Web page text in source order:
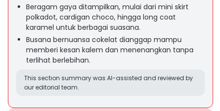
Beragam gaya ditampilkan, mulai dari mini skirt
polkadot, cardigan choco, hingga long coat
karamel untuk berbagai suasana.
Busana bernuansa cokelat dianggap mampu
memberi kesan kalem dan menenangkan tanpa
terlihat berlebihan.
This section summary was AI-assisted and reviewed by
our editorial team.